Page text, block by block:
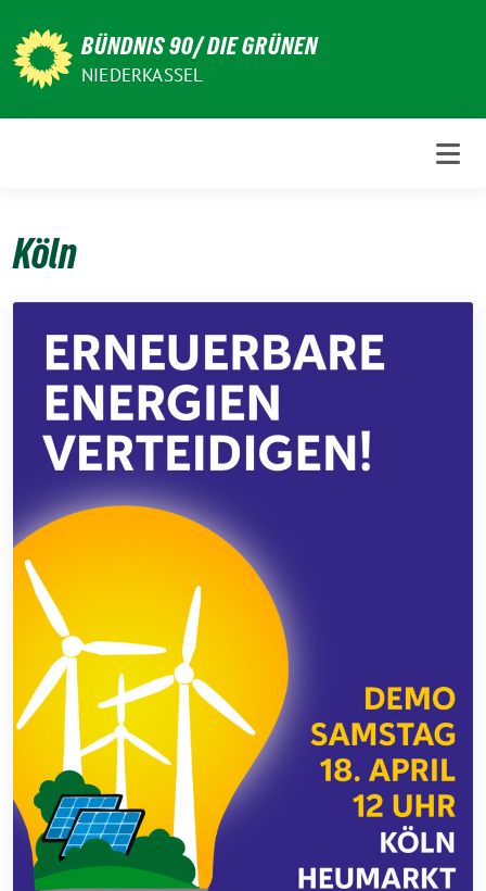
zum
Inhalt
BÜNDNIS 90/ DIE GRÜNEN
NIEDERKASSEL
Köln